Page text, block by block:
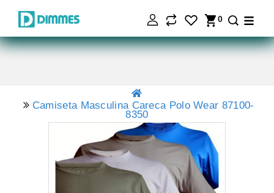
0
Camiseta Masculina Careca Polo Wear 87100-
8350